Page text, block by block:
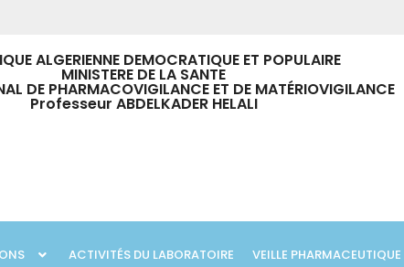
ALGERIENNE DEMOCRATIQUE ET POPULAIRE
MINISTERE DE LA SANTE
DE PHARMACOVIGILANCE ET DE MATÉRIOVIGILANCE
Professeur ABDELKADER HELALI
ACTIVITÉS DU LABORATOIRE VEILLE PHARMACEUTIQUE